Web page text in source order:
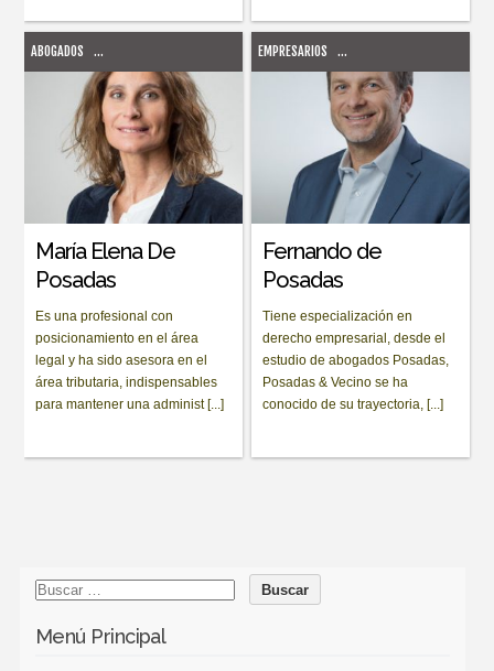
ABOGADOS ...
María Elena De
Posadas
Es una profesional con
posicionamiento en el área
legal y ha sido asesora en el
área tributaria, indispensables
para mantener una administ [...]
EMPRESARIOS ...
Fernando de
Posadas
Tiene especialización en
derecho empresarial, desde el
estudio de abogados Posadas,
Posadas & Vecino se ha
conocido de su trayectoria, [...]
Menú Principal